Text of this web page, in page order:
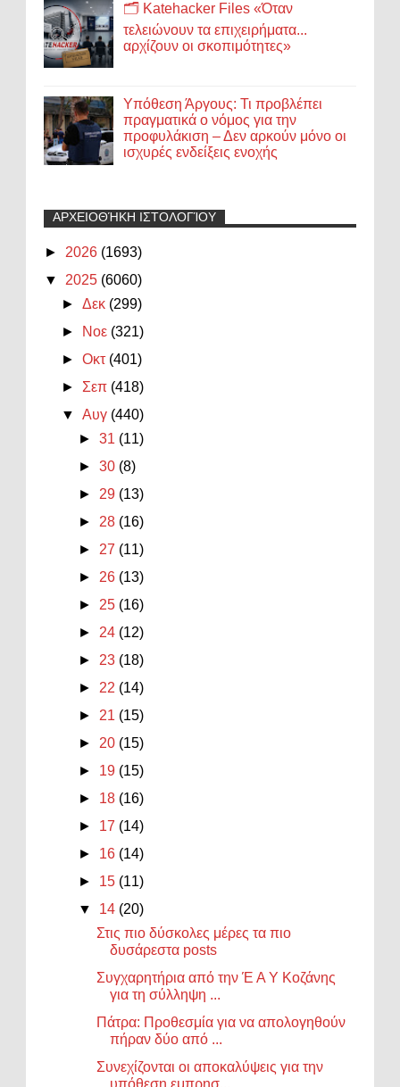
🗂️ Katehacker Files «Όταν
τελειώνουν τα επιχειρήματα...
αρχίζουν οι σκοπιμότητες»
Υπόθεση Άργους: Τι προβλέπει
πραγματικά ο νόμος για την
προφυλάκιση – Δεν αρκούν μόνο οι
ισχυρές ενδείξεις ενοχής
ΑΡΧΕΙΟΘΉΚΗ ΙΣΤΟΛΟΓΊΟΥ
► 2026 (1693)
▼ 2025 (6060)
►Δεκ (299)
►
Νοε (321)
►Οκτ (401)
►Σεπ (418)
▼Αυγ (440)
►31 (11)
►30 (8)
►29 (13)
►28 (16)
►27 (11)
►26 (13)
►25 (16)
►24 (12)
►23 (18)
►22 (14)
►21 (15)
►20 (15)
► 19 (15)
► 18 (16)
► 17 (14)
► 16 (14)
► 15 (11)
▼ 14 (20)
Στις πιο δύσκολες μέρες τα πιο
δυσάρεστα posts
Συγχαρητήρια από την Έ Α Υ Κοζάνης
για τη σύλληψη ...
Πάτρα: Προθεσμία για να απολογηθούν
πήραν δύο από ...
Συνεχίζονται οι αποκαλύψεις για την